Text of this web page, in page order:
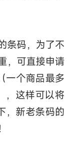
条码，为了不
，可直接申请
一个商品最多
，这样可以将
，新老条码的